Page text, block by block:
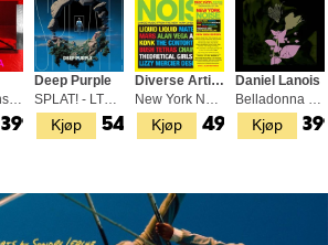
Confessions II - LTD (LP)
399,- Kjøp
Deep Purple
SPLAT! - LTD (2LP)
549,- Kjøp
Diverse Artister
New York Noise: Dance Music From… (2LP)
499,- Kjøp
Daniel Lanois
Belladonna Nocturne (LP)